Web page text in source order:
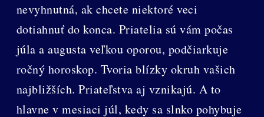
nevyhnutná, ak chcete niektoré veci
dotiahnuť do konca. Priatelia sú vám počas
júla a augusta veľkou oporou, podčiarkuje
ročný horoskop. Tvoria blízky okruh vašich
najbližších. Priateľstva aj vznikajú. A to
hlavne v mesiaci júl, kedy sa slnko pohybuje